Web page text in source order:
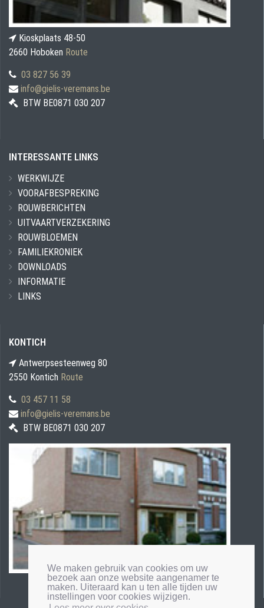
We maken gebruik van cookies om uw
bezoek aan onze website aangenamer te
maken. Uiteraard kan u ten alle tijden uw
instellingen voor cookies wijzigen.
Kioskplaats 48-50
2660 Hoboken Route
03 827 56 39
info@gielis-veremans.be
BTW BE0871 030 207
INTERESSANTE LINKS
WERKWIJZE
VOORAFBESPREKING
ROUWBERICHTEN
UITVAARTVERZEKERING
ROUWBLOEMEN
FAMILIEKRONIEK
DOWNLOADS
INFORMATIE
LINKS
KONTICH
Antwerpsesteenweg 80
2550 Kontich Route
03 457 11 58
info@gielis-veremans.be
BTW BE0871 030 207